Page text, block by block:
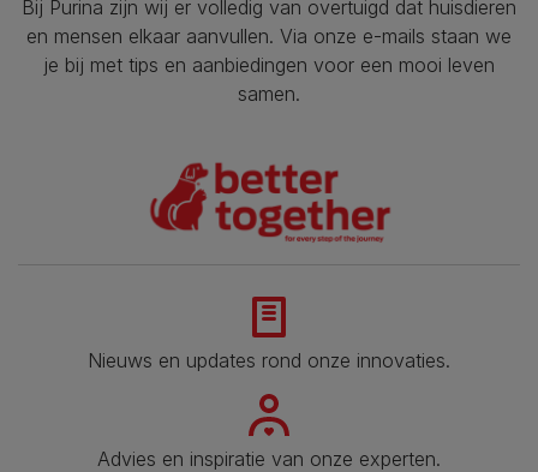
Bij Purina zijn wij er volledig van overtuigd dat huisdieren
en mensen elkaar aanvullen. Via onze e-mails staan we
je bij met tips en aanbiedingen voor een mooi leven
samen.
Nieuws en updates rond onze innovaties.
Advies en inspiratie van onze experten.